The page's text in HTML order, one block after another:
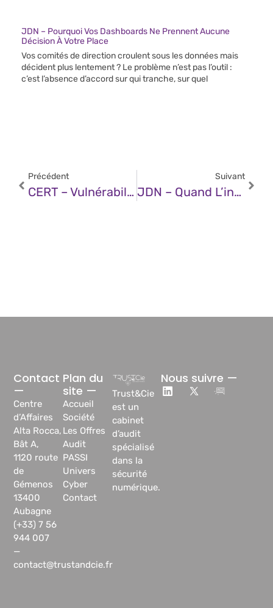
JDN – Pourquoi Vos Dashboards Ne Prennent Aucune
Décision À Votre Place
Vos comités de direction croulent sous les données mais
décident plus lentement ? Le problème n’est pas l’outil :
c’est l’absence d’accord sur qui tranche, sur quel
Précédent
CERT – Vulnérabilité Dans Microsoft Visual Studio Code (12 Septembre 2025)
Suivant
JDN – Quand L’intelligence Artificielle Réinvente La Création Web Et La Performance Des Sites
Trust&Cie
est un
cabinet
d’audit
spécialisé
dans la
sécurité
numérique.
Plan du
site —
Accueil
Société
Les Offres
Audit
PASSI
Univers
Cyber
Contact
Contact
—
Centre
d’Affaires
Alta Rocca,
Bât A,
1120 route
de
Gémenos
13400
Aubagne
(+33) 7 56
944 007
—
contact@trustandcie.fr
Nous suivre —